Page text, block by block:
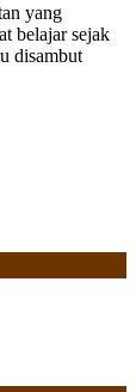
yang
belajar sejak
disambut